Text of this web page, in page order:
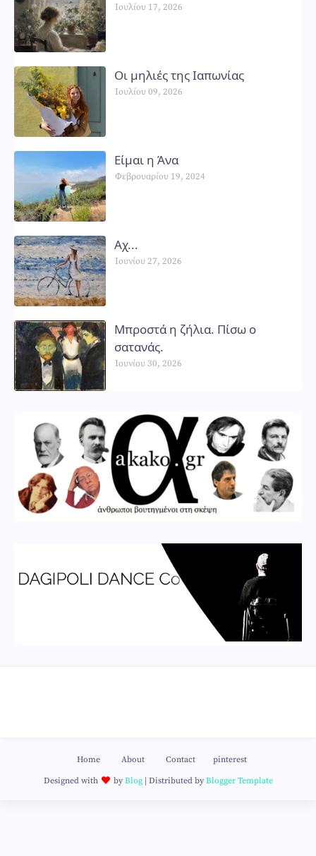
Ιουλίου 17, 2026
Οι μηλιές της Ιαπωνίας
Ιουλίου 09, 2026
Είμαι η Άνα
Φεβρουαρίου 19, 2024
Αχ...
Ιουνίου 27, 2026
Μπροστά η ζήλια. Πίσω ο
σατανάς.
Ιουνίου 30, 2026
Home About Contact
pinterest
Designed with
by Blog| Distributed by Blogger Template